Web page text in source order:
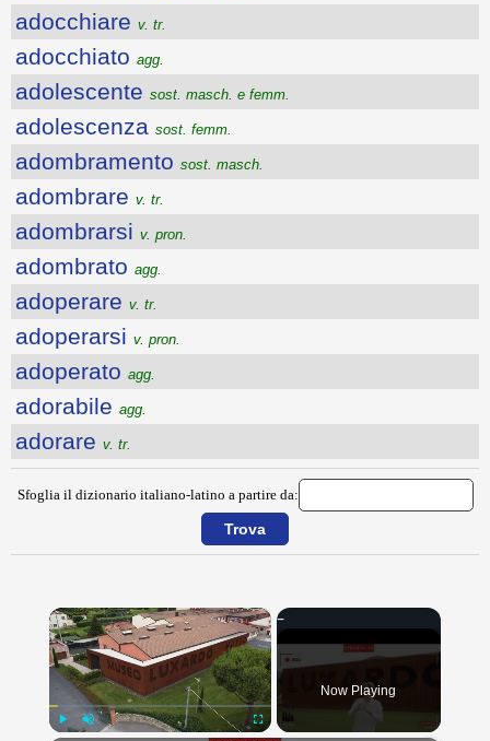
adocchiare v. tr.
adocchiato agg.
adolescente sost. masch. e femm.
adolescenza sost. femm.
adombramento sost. masch.
adombrare v. tr.
adombrarsi v. pron.
adombrato agg.
adoperare v. tr.
adoperarsi v. pron.
adoperato agg.
adorabile agg.
adorare v. tr.
Sfoglia il dizionario italiano-latino a partire da:
×
Now Playing